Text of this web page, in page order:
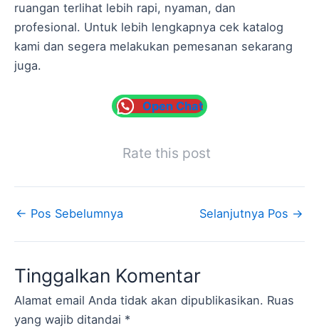
ruangan terlihat lebih rapi, nyaman, dan
profesional. Untuk lebih lengkapnya cek katalog
kami dan segera melakukan pemesanan sekarang
juga.
Open Chat
Rate this post
← Pos Sebelumnya Selanjutnya Pos →
Tinggalkan Komentar
Alamat email Anda tidak akan dipublikasikan. Ruas
yang wajib ditandai *